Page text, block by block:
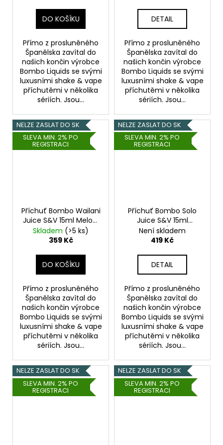
DO KOŠÍKU
Přímo z prosluněného
Španělska zavítal do
našich končin výrobce
Bombo Liquids se svými
luxusními shake & vape
příchutěmi v několika
sériích. Jsou...
DETAIL
Přímo z prosluněného
Španělska zavítal do
našich končin výrobce
Bombo Liquids se svými
luxusními shake & vape
příchutěmi v několika
sériích. Jsou...
NELZE ZASLAT DO SK
SLEVA MIN. 2% PO
REGISTRACI
Příchuť Bombo Wailani
Juice S&V 15ml Melon,
Lime and Coco
(Cukrový meloun,
Skladem (>5 ks)
359 Kč
DO KOŠÍKU
Přímo z prosluněného
Španělska zavítal do
našich končin výrobce
Bombo Liquids se svými
luxusními shake & vape
příchutěmi v několika
sériích. Jsou...
NELZE ZASLAT DO SK
SLEVA MIN. 2% PO
REGISTRACI
Příchuť Bombo Solo
Juice S&V 15ml
Tobacco C (Kubánský
doutníkový tabák)
Není skladem
419 Kč
DETAIL
Přímo z prosluněného
Španělska zavítal do
našich končin výrobce
Bombo Liquids se svými
luxusními shake & vape
příchutěmi v několika
sériích. Jsou...
NELZE ZASLAT DO SK
SLEVA MIN. 2% PO
REGISTRACI
NELZE ZASLAT DO SK
SLEVA MIN. 2% PO
REGISTRACI